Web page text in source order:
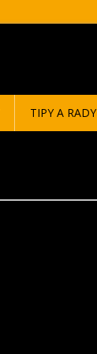
TIPY A RADY